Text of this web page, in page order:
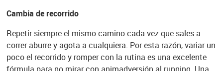
Cambia de recorrido
Repetir siempre el mismo camino cada vez que sales a
correr aburre y agota a cualquiera. Por esta razón, variar un
poco el recorrido y romper con la rutina es una excelente